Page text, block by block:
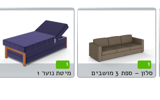
1
סלון – ספת 3 מושבים
1
מיטת נוער 1